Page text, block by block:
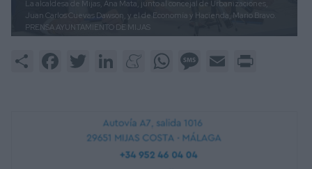
La alcaldesa de Mijas, Ana Mata, junto al concejal de Urbanizaciones,
Juan Carlos Cuevas Dawson, y el de Economía y Hacienda, Mario Bravo.
PRENSA AYUNTAMIENTO DE MIJAS
Share FacebookTwitter LinkedInMeneameWhatsAppMessage
Email